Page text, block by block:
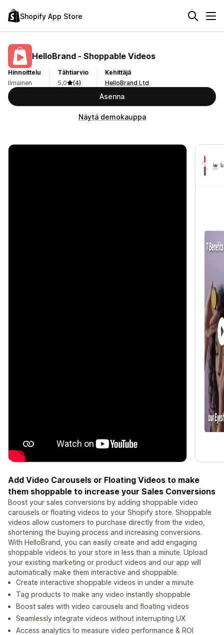
Shopify App Store
HelloBrand ‑ Shoppable Videos
Hinnoittelu
Ilmainen
Tähtiarvio
5,0
(4)
Kehittäjä
HelloBrand Ltd
Asenna
Näytä demokauppa
Add Video Carousels or Floating Videos to make
them shoppable to increase your Sales Conversions
Boost your sales conversions by adding shoppable video
carousels or floating videos to your Shopify store. Shoppable
videos allow customers to purchase directly from the video,
shortening the buying process and increasing conversions.
With HelloBrand, you can easily create and add engaging
shoppable videos to your store in less than a minute. Upload
your existing marketing or product videos and our app will
automatically make them interactive and shoppable.
Create interactive shoppable videos in under a minute
Tag products to make any video instantly shoppable
Boost sales with video carousels and floating videos
Seamlessly integrate videos without interrupting UX
Access analytics to measure video performance & ROI